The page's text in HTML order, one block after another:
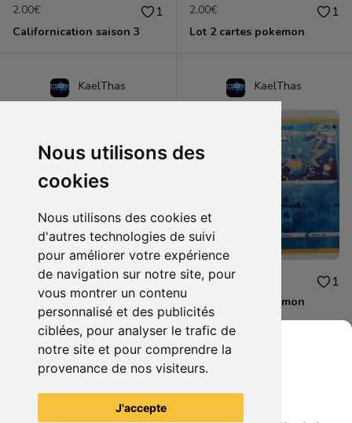
Nous utilisons des
cookies
Nous utilisons des cookies et
d'autres technologies de suivi
pour améliorer votre expérience
de navigation sur notre site, pour
vous montrer un contenu
personnalisé et des publicités
ciblées, pour analyser le trafic de
notre site et pour comprendre la
provenance de nos visiteurs.
J'accepte
2.00€ 1
Californication saison 3
2.00€ 1
Lot 2 cartes pokemon
KaelThas
2.00€ 1
Lot 2 cartes pokemon
KaelThas
4.00€ 1
Lot 2 cartes pokemon
Voir tous les articles du vendeur
Grenier du Geek